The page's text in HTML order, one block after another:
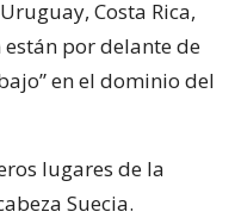
Costa Rica,
por delante de
en el dominio del
lugares de la
Suecia.